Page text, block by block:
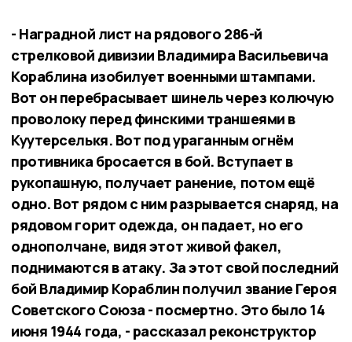
- Наградной лист на рядового 286-й
стрелковой дивизии Владимира Васильевича
Кораблина изобилует военными штампами.
Вот он перебрасывает шинель через колючую
проволоку перед финскими траншеями в
Куутерселькя. Вот под ураганным огнём
противника бросается в бой. Вступает в
рукопашную, получает ранение, потом ещё
одно. Вот рядом с ним разрывается снаряд, на
рядовом горит одежда, он падает, но его
однополчане, видя этот живой факел,
поднимаются в атаку. За этот свой последний
бой Владимир Кораблин получил звание Героя
Советского Союза - посмертно. Это было 14
июня 1944 года, - рассказал реконструктор